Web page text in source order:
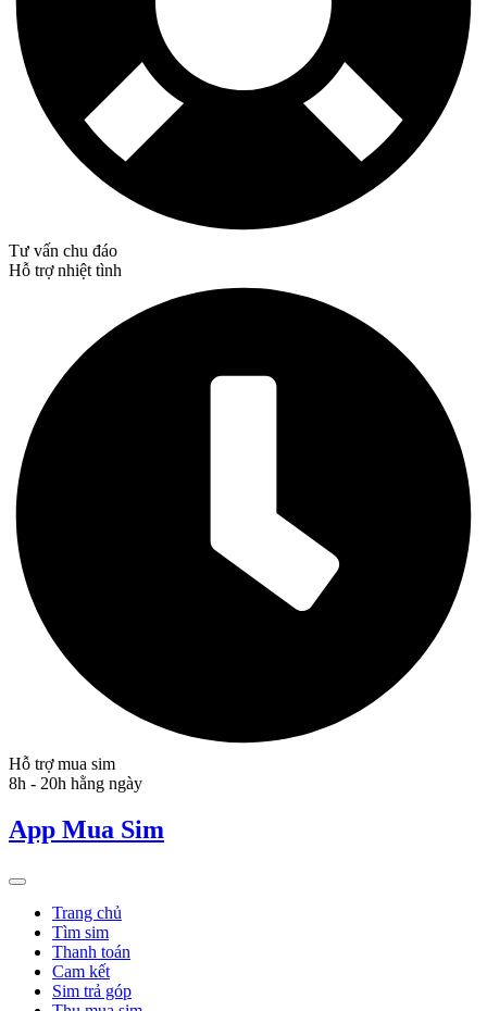
Tư vấn chu đáo
Hỗ trợ nhiệt tình
Hỗ trợ mua sim
8h - 20h hằng ngày
App Mua Sim
Trang chủ
Tìm sim
Thanh toán
Cam kết
Sim trả góp